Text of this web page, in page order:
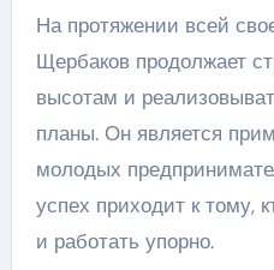
На протяжении всей
Щербаков продолжает
высотам и
планы. Он является
молодых
успех приходит к тому,
и работать упорно.